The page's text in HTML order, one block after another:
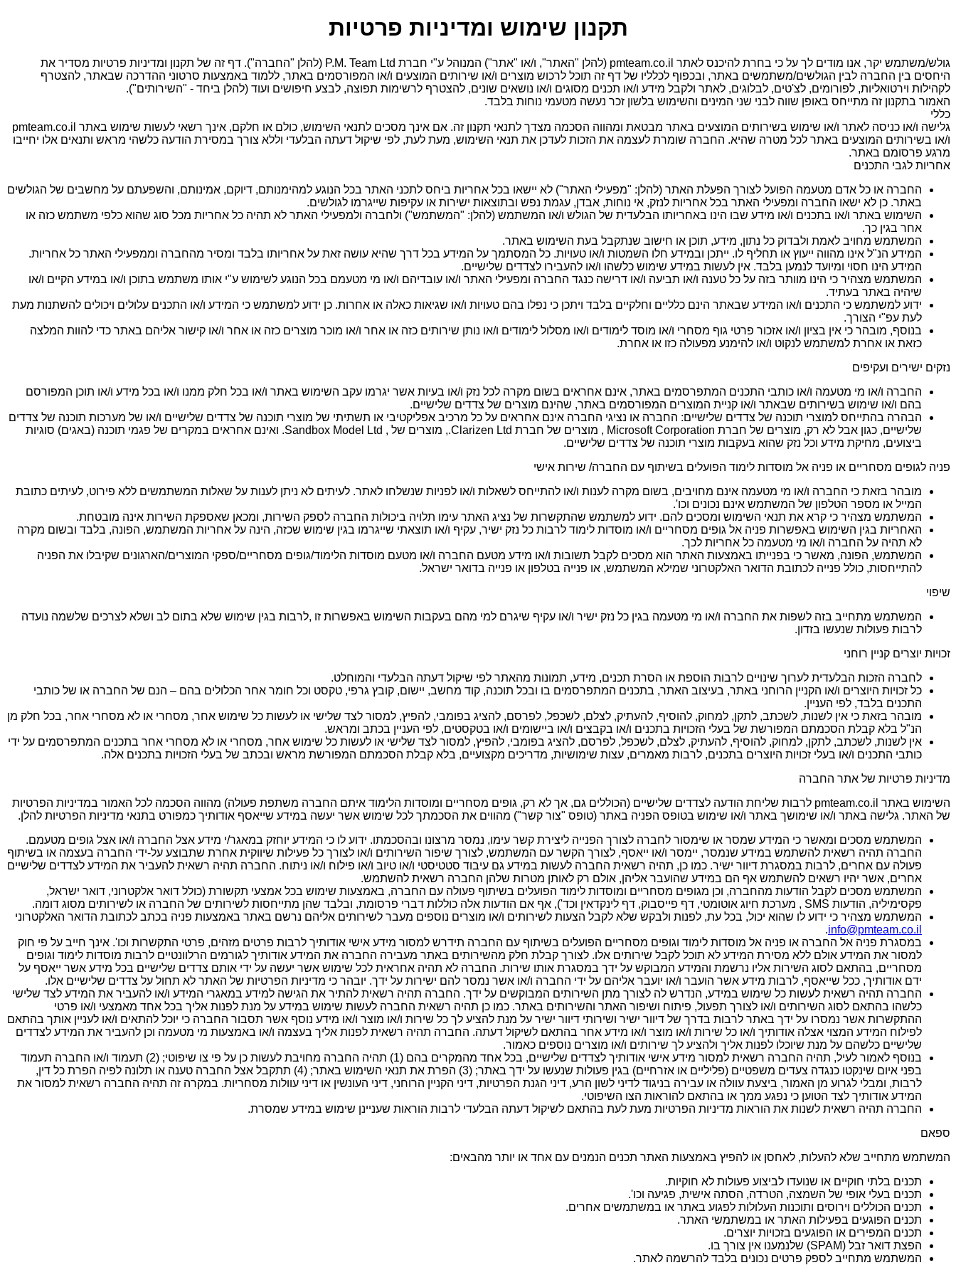
תקנון שימוש ומדיניות פרטיות
גולש/משתמש יקר, אנו מודים לך על כי בחרת להיכנס לאתר pmteam.co.il (להלן "האתר", ו/או "אתר") המנוהל ע"י חברת P.M. Team Ltd (להלן "החברה"). דף זה של תקנון ומדיניות פרטיות מסדיר את
היחסים בין החברה לבין הגולשים/משתמשים באתר, ובכפוף לכלליו של דף זה תוכל לרכוש מוצרים ו/או שירותים המוצעים ו/או המפורסמים באתר, ללמוד באמצעות סרטוני ההדרכה שבאתר, להצטרף
לקהילות וירטואליות, לפורומים, לצ'טים, לבלוגים, לאתר ולקבל מידע ו/או תכנים מסוגים ו/או נושאים שונים, להצטרף לרשימות תפוצה, לבצע חיפושים ועוד (להלן ביחד - "השירותים").
האמור בתקנון זה מתייחס באופן שווה לבני שני המינים והשימוש בלשון זכר נעשה מטעמי נוחות בלבד.
כללי
גלישה ו/או כניסה לאתר ו/או שימוש בשירותים המוצעים באתר מבטאת ומהווה הסכמה מצדך לתנאי תקנון זה. אם אינך מסכים לתנאי השימוש, כולם או חלקם, אינך רשאי לעשות שימוש באתר pmteam.co.il
ו/או בשירותים המוצעים באתר לכל מטרה שהיא. החברה שומרת לעצמה את הזכות לעדכן את תנאי השימוש, מעת לעת, לפי שיקול דעתה הבלעדי וללא צורך במסירת הודעה כלשהי מראש ותנאים אלו יחייבו
מרגע פרסומם באתר.
אחריות לגבי התכנים
החברה או כל אדם מטעמה הפועל לצורך הפעלת האתר (להלן: "מפעילי האתר") לא יישאו בכל אחריות ביחס לתכני האתר בכל הנוגע למהימנותם, דיוקם, אמינותם, והשפעתם על מחשבים של הגולשים
באתר. כן לא ישאו החברה ומפעילי האתר בכל אחריות לנזק, אי נוחות, אבדן, עגמת נפש ובתוצאות ישירות או עקיפות שייגרמו לגולשים.
השימוש באתר ו/או בתכנים ו/או מידע שבו הינו באחריותו הבלעדית של הגולש ו/או המשתמש (להלן: "המשתמש") ולחברה ולמפעילי האתר לא תהיה כל אחריות מכל סוג שהוא כלפי משתמש כזה או
אחר בגין כך.
המשתמש מחויב לאמת ולבדוק כל נתון, מידע, תוכן או חישוב שנתקבל בעת השימוש באתר.
המידע הנ"ל אינו מהווה ייעוץ או תחליף לו. ייתכן ובמידע חלו השמטות ו/או טעויות. כל המסתמך על המידע בכל דרך שהיא עושה זאת על אחריותו בלבד ומסיר מהחברה וממפעילי האתר כל אחריות.
המידע הינו חסוי ומיועד לנמען בלבד. אין לעשות במידע שימוש כלשהו ו/או להעבירו לצדדים שלישיים.
המשתמש מצהיר כי הינו מוותר בזה על כל טענה ו/או תביעה ו/או דרישה כנגד החברה ומפעילי האתר ו/או עובדיהם ו/או מי מטעמם בכל הנוגע לשימוש ע"י אותו משתמש בתוכן ו/או במידע הקיים ו/או
שיהיה באתר בעתיד.
ידוע למשתמש כי התכנים ו/או המידע שבאתר הינם כלליים וחלקיים בלבד ויתכן כי נפלו בהם טעויות ו/או שגיאות כאלה או אחרות. כן ידוע למשתמש כי המידע ו/או התכנים עלולים ויכולים להשתנות מעת
לעת עפ"י הצורך.
בנוסף, מובהר כי אין בציון ו/או אזכור פרטי גוף מסחרי ו/או מוסד לימודים ו/או מסלול לימודים ו/או נותן שירותים כזה או אחר ו/או מוכר מוצרים כזה או אחר ו/או קישור אליהם באתר כדי להוות המלצה
כזאת או אחרת למשתמש לנקוט ו/או להימנע מפעולה כזו או אחרת.
נזקים ישירים ועקיפים
החברה ו/או מי מטעמה ו/או כותבי התכנים המתפרסמים באתר, אינם אחראים בשום מקרה לכל נזק ו/או בעיות אשר יגרמו עקב השימוש באתר ו/או בכל חלק ממנו ו/או בכל מידע ו/או תוכן המפורסם
בהם ו/או שימוש בשירותים שבאתר ו/או קניית המוצרים המפורסמים באתר, שהינם מוצרים של צדדים שלישיים.
הבהרה בהתייחס למוצרי תוכנה של צדדים שלישיים: החברה או נציגי החברה אינם אחראים על כל מרכיב אפליקטיבי או תשתיתי של מוצרי תוכנה של צדדים שלישיים ו/או של מערכות תוכנה של צדדים
שלישיים, כגון אבל לא רק, מוצרים של חברת Microsoft Corporation , מוצרים של חברת Clarizen Ltd., מוצרים של , Sandbox Model Ltd. ואינם אחראים במקרים של פגמי תוכנה (באגים) סוגיות
ביצועים, מחיקת מידע וכל נזק שהוא בעקבות מוצרי תוכנה של צדדים שלישיים.
פניה לגופים מסחריים או פניה אל מוסדות לימוד הפועלים בשיתוף עם החברה/ שירות אישי
מובהר בזאת כי החברה ו/או מי מטעמה אינם מחויבים, בשום מקרה לענות ו/או להתייחס לשאלות ו/או לפניות שנשלחו לאתר. לעיתים לא ניתן לענות על שאלות המשתמשים ללא פירוט, לעיתים כתובת
המייל או מספר הטלפון של המשתמש אינם נכונים וכו'.
המשתמש מצהיר כי קרא את תנאי השימוש ומסכים להם. ידוע למשתמש שהתקשרות של נציג האתר עימו תלויה ביכולות החברה לספק השירות, ומכאן שאספקת השירות אינה מובטחת.
האחריות בגין השימוש באפשרות פניה אל גופים מסחריים ו/או מוסדות לימוד לרבות כל נזק ישיר, עקיף ו/או תוצאתי שייגרמו בגין שימוש שכזה, הינה על אחריות המשתמש, הפונה, בלבד ובשום מקרה
לא תהיה על החברה ו/או מי מטעמה כל אחריות לכך.
המשתמש, הפונה, מאשר כי בפנייתו באמצעות האתר הוא מסכים לקבל תשובות ו/או מידע מטעם החברה ו/או מטעם מוסדות הלימוד/גופים מסחריים/ספקי המוצרים/הארגונים שקיבלו את הפניה
להתייחסות, כולל פנייה לכתובת הדואר האלקטרוני שמילא המשתמש, או פנייה בטלפון או פנייה בדואר ישראל.
שיפוי
המשתמש מתחייב בזה לשפות את החברה ו/או מי מטעמה בגין כל נזק ישיר ו/או עקיף שיגרם למי מהם בעקבות השימוש באפשרות זו ,לרבות בגין שימוש שלא בתום לב ושלא לצרכים שלשמה נועדה
לרבות פעולות שנעשו בזדון.
זכויות יוצרים קניין רוחני
לחברה הזכות הבלעדית לערוך שינויים לרבות הוספת או הסרת תכנים, מידע, תמונות מהאתר לפי שיקול דעתה הבלעדי והמוחלט.
כל זכויות היוצרים ו/או הקניין הרוחני באתר, בעיצוב האתר, בתכנים המתפרסמים בו ובכל תוכנה, קוד מחשב, יישום, קובץ גרפי, טקסט וכל חומר אחר הכלולים בהם – הנם של החברה או של כותבי
התכנים בלבד, לפי העניין.
מובהר בזאת כי אין לשנות, לשכתב, לתקן, למחוק, להוסיף, להעתיק, לצלם, לשכפל, לפרסם, להציג בפומבי, להפיץ, למסור לצד שלישי או לעשות כל שימוש אחר, מסחרי או לא מסחרי אחר, בכל חלק מן
הנ"ל בלא קבלת הסכמתם המפורשת של בעלי הזכויות בתכנים ו/או בקבצים ו/או ביישומים ו/או בטקסטים, לפי העניין בכתב ומראש.
אין לשנות, לשכתב, לתקן, למחוק, להוסיף, להעתיק, לצלם, לשכפל, לפרסם, להציג בפומבי, להפיץ, למסור לצד שלישי או לעשות כל שימוש אחר, מסחרי או לא מסחרי אחר בתכנים המתפרסמים על ידי
כותבי התכנים ו/או בעלי זכויות היוצרים בתכנים, לרבות מאמרים, עצות שימושיות, מדריכים מקצועיים, בלא קבלת הסכמתם המפורשת מראש ובכתב של בעלי הזכויות בתכנים אלה.
מדיניות פרטיות של אתר החברה
השימוש באתר pmteam.co.il לרבות שליחת הודעה לצדדים שלישיים (הכוללים גם, אך לא רק, גופים מסחריים ומוסדות הלימוד איתם החברה משתפת פעולה) מהווה הסכמה לכל האמור במדיניות הפרטיות
של האתר. גלישה באתר ו/או שימושך באתר ו/או שימוש בטופס הפניה באתר (טופס "צור קשר") מהווים את הסכמתך לכל שימוש אשר יעשה במידע שייאסף אודותיך כמפורט בתנאי מדיניות הפרטיות להלן.
המשתמש מסכים ומאשר כי המידע שמסר או שימסור לחברה לצורך הפנייה ליצירת קשר עימו, נמסר מרצונו ובהסכמתו. ידוע לו כי המידע יוחזק במאגר/י מידע אצל החברה ו/או אצל גופים מטעמם.
החברה תהיה רשאית להשתמש במידע שנמסר, יימסר ו/או ייאסף, לצורך הקשר עם המשתמש, לצורך שיפור השירותים ו/או לצורך כל פעילות שיווקית אחרת שתבוצע על-ידי החברה בעצמה או בשיתוף
פעולה עם אחרים, לרבות במסגרת דיוור ישיר. כמו כן, תהיה רשאית החברה לעשות במידע גם עיבוד סטטיסטי ו/או טיוב ו/או פילוח ו/או ניתוח. החברה תהיה רשאית להעביר את המידע לצדדים שלישיים
אחרים, אשר יהיו רשאים להשתמש אף הם במידע שהועבר אליהן, אולם רק לאותן מטרות שלהן החברה רשאית להשתמש.
המשתמש מסכים לקבל הודעות מהחברה, וכן מגופים מסחריים ומוסדות לימוד הפועלים בשיתוף פעולה עם החברה, באמצעות שימוש בכל אמצעי תקשורת (כולל דואר אלקטרוני, דואר ישראל,
פקסימיליה, הודעות SMS , מערכת חיוג אוטומטי, דף פייסבוק, דף לינקדאין וכד'), אף אם הודעות אלה כוללות דברי פרסומת, ובלבד שהן מתייחסות לשירותים של החברה או לשירותים מסוג דומה.
המשתמש מצהיר כי ידוע לו שהוא יכול, בכל עת, לפנות ולבקש שלא לקבל הצעות לשירותים ו/או מוצרים נוספים מעבר לשירותים אליהם נרשם באתר באמצעות פניה בכתב לכתובת הדואר האלקטרוני
info@pmteam.co.il
.
במסגרת פניה אל החברה או פניה אל מוסדות לימוד וגופים מסחריים הפועלים בשיתוף עם החברה תידרש למסור מידע אישי אודותיך לרבות פרטים מזהים, פרטי התקשרות וכו'. אינך חייב על פי חוק
למסור את המידע אולם ללא מסירת המידע לא תוכל לקבל שירותים אלו. לצורך קבלת חלק מהשירותים באתר מעבירה החברה את המידע אודותיך לגורמים הרלוונטיים לרבות מוסדות לימוד וגופים
מסחריים, בהתאם לסוג השירות אליו נרשמת והמידע המבוקש על ידך במסגרת אותו שירות. החברה לא תהיה אחראית לכל שימוש אשר יעשה על ידי אותם צדדים שלישיים בכל מידע אשר ייאסף על
ידם אודותיך, ככל שייאסף, לרבות מידע אשר הועבר ו/או יועבר אליהם על ידי החברה ו/או אשר נמסר להם ישירות על ידך. יובהר כי מדיניות הפרטיות של האתר לא תחול על צדדים שלישיים אלו.
החברה תהיה רשאית לעשות כל שימוש במידע, הנדרש לה לצורך מתן השירותים המבוקשים על ידך. החברה תהיה רשאית להתיר את הגישה למידע במאגרי המידע ו/או להעביר את המידע לצד שלישי
כלשהו בהתאם לסוג השירותים ו/או לצורך תפעול, פיתוח ושיפור האתר והשירותים באתר. כמו כן תהיה רשאית החברה לעשות שימוש במידע על מנת לפנות אליך בכל אחד מאמצעי ו/או פרטי
ההתקשרות אשר נמסרו על ידך באתר לרבות בדרך של דיוור ישיר ושירותי דיוור ישיר על מנת להציע לך כל שירות ו/או מוצר ו/או מידע נוסף אשר תסבור החברה כי יוכל להתאים ו/או לעניין אותך בהתאם
לפילוח המידע המצוי אצלה אודותיך ו/או כל שירות ו/או מוצר ו/או מידע אחר בהתאם לשיקול דעתה. החברה תהיה רשאית לפנות אליך בעצמה ו/או באמצעות מי מטעמה וכן להעביר את המידע לצדדים
שלישיים כלשהם על מנת שיוכלו לפנות אליך ולהציע לך שירותים ו/או מוצרים נוספים כאמור.
בנוסף לאמור לעיל, תהיה החברה רשאית למסור מידע אישי אודותיך לצדדים שלישיים, בכל אחד מהמקרים בהם (1) תהיה החברה מחויבת לעשות כן על פי צו שיפוטי; (2) תעמוד ו/או החברה תעמוד
בפני איום שינקטו כנגדה צעדים משפטיים (פליליים או אזרחיים) בגין פעולות שנעשו על ידך באתר; (3) הפרת את תנאי השימוש באתר; (4) תתקבל אצל החברה טענה או תלונה לפיה הפרת כל דין,
לרבות, ומבלי לגרוע מן האמור, ביצעת עוולה או עבירה בניגוד לדיני לשון הרע, דיני הגנת הפרטיות, דיני הקניין הרוחני, דיני העונשין או דיני עוולות מסחריות. במקרה זה תהיה החברה רשאית למסור את
המידע אודותיך לצד הטוען כי נפגע ממך או בהתאם להוראות הצו השיפוטי.
החברה תהיה רשאית לשנות את הוראות מדיניות הפרטיות מעת לעת בהתאם לשיקול דעתה הבלעדי לרבות הוראות שעניינן שימוש במידע שמסרת.
ספאם
המשתמש מתחייב שלא להעלות, לאחסן או להפיץ באמצעות האתר תכנים הנמנים עם אחד או יותר מהבאים:
תכנים בלתי חוקיים או שנועדו לביצוע פעולות לא חוקיות.
תכנים בעלי אופי של השמצה, הטרדה, הסתה אישית, פגיעה וכו'.
תכנים הכוללים וירוסים ותוכנות העלולות לפגוע באתר או במשתמשים אחרים.
תכנים הפוגעים בפעילות האתר או במשתמשי האתר.
תכנים המפירים או הפוגעים בזכויות יוצרים.
הפצת דואר זבל (SPAM) שלנמענו אין צורך בו.
המשתמש מתחייב לספק פרטים נכונים בלבד להרשמה לאתר.